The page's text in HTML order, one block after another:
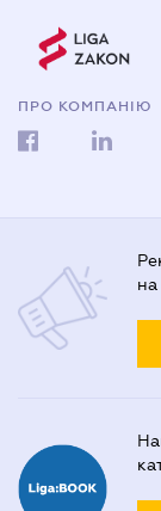
ПРО КОМПАНІЮ
на